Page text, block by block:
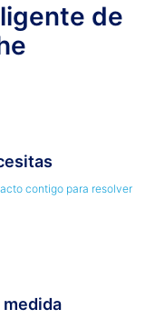
de
contigo para resolver